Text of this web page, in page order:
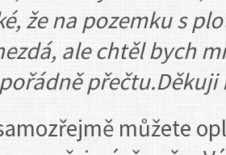
že na pozemku s
ale chtěl bych
přečtu.Děkuji
můžete